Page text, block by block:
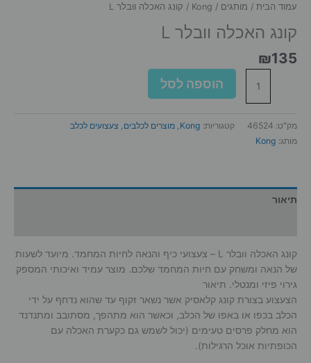
עמוד הבית / מותגים /
Kong / קונג האכלה וובלר L
קונג האכלה וובלר L
₪135
האכלה
וובלר
הוספה לסל
מק"ט: 46524 קטגוריות: Kong
, מוצרים לכלבים, צעצועים לכלב
מותג: Kong
תיאור
קונג האכלה וובלר L – צעצועי כיף והנאה לחיות המחמד. מיועד לשעות
של הנאה ומשחק עם חיות המחמד שלכם. מוצר עמיד ואיכותי המספק
גירוי פיזי ומנטלי. תיאור
הצעצוע בצורת קונג קלאסיק אשר נשאר זקוף עד שהוא נדחף על ידי
הכלב בכפו או באפו של הכלב, וכאשר הוא מתהפך, מסתובב ומתנדנד
הוא מחלק פרסים טעימים (יכול לשמש גם כקערת האכלה עם
הכופתיות אוכל הרגילות).